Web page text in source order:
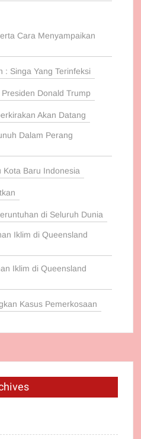
Cara Menyampaikan
: Singa Yang Terinfeksi
Donald Trump
Akan Datang
Dalam Perang
Kota Baru Indonesia
di Seluruh Dunia
Iklim di Queensland
Iklim di Queensland
Kasus Pemerkosaan